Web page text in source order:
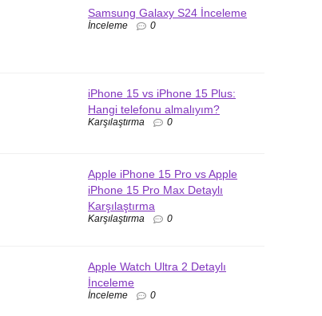
Samsung Galaxy S24 İnceleme
İnceleme 0
iPhone 15 vs iPhone 15 Plus:
Hangi telefonu almalıyım?
Karşılaştırma 0
Apple iPhone 15 Pro vs Apple
iPhone 15 Pro Max Detaylı
Karşılaştırma
Karşılaştırma 0
Apple Watch Ultra 2 Detaylı
İnceleme
İnceleme 0